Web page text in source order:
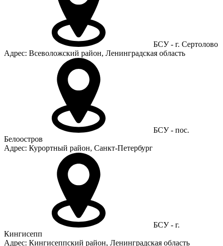
БСУ - г. Сертолово
Адрес: Всеволожский район, Ленинградская область
БСУ - пос.
Белоостров
Адрес: Курортный район, Санкт-Петербург
БСУ - г.
Кингисепп
Адрес: Кингисеппский район, Ленинградская область